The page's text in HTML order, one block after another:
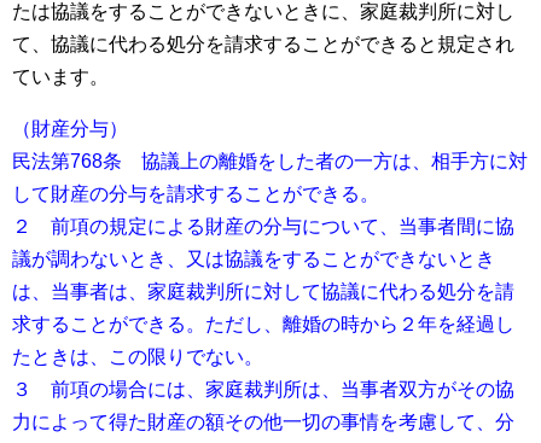
たは協議をすることができないときに、家庭裁判所に対し
て、協議に代わる処分を請求することができると規定され
ています。
（財産分与）
民法第768条 協議上の離婚をした者の一方は、相手方に対
して財産の分与を請求することができる。
２ 前項の規定による財産の分与について、当事者間に協
議が調わないとき、又は協議をすることができないとき
は、当事者は、家庭裁判所に対して協議に代わる処分を請
求することができる。ただし、離婚の時から２年を経過し
たときは、この限りでない。
３ 前項の場合には、家庭裁判所は、当事者双方がその協
力によって得た財産の額その他一切の事情を考慮して、分